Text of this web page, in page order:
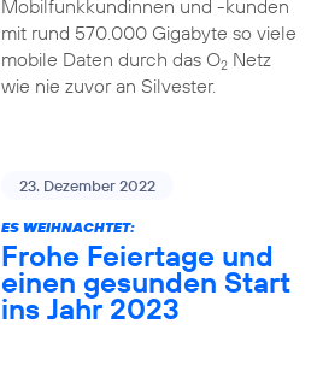
Mobilfunkkundinnen und -kunden
mit rund 570.000 Gigabyte so viele
mobile Daten durch das O2Netz
wie nie zuvor an Silvester.
23. Dezember 2022
ES WEIHNACHTET:
Frohe Feiertage und
einen gesunden Start
ins Jahr 2023